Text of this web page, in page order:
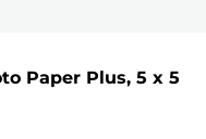
Paper Plus, 5 x 5